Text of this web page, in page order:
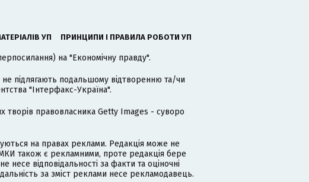
УП ПРИНЦИПИ І ПРАВИЛА РОБОТИ УП
на "Економічну правду".
не підлягають подальшому відтворенню та/чи
"Інтерфакс-Україна".
творів правовласника Getty Images - суворо
на правах реклами. Редакція може не
також є рекламними, проте редакція бере
несе відповідальності за факти та оціночні
за зміст реклами несе рекламодавець.